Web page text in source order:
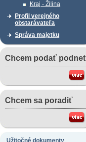
Kraj - Žilina
Profil verejného
obstarávateľa
Správa majetku
Chcem podať podnet
Chcem sa poradiť
Užitočné dokumenty